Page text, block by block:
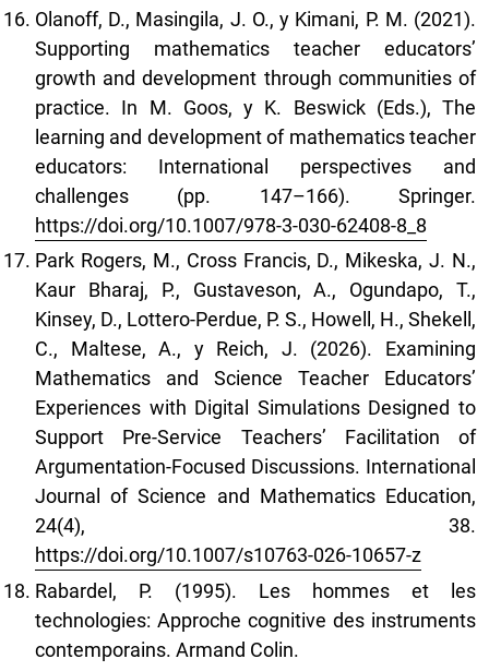
Olanoff, D., Masingila, J. O., y Kimani, P. M. (2021).
Supporting mathematics teacher educators’
growth and development through communities of
practice. In M. Goos, y K. Beswick (Eds.), The
learning and development of mathematics teacher
educators: International perspectives and
challenges (pp. 147–166). Springer.
https://doi.org/10.1007/978-3-030-62408-8_8
Park Rogers, M., Cross Francis, D., Mikeska, J. N.,
Kaur Bharaj, P., Gustaveson, A., Ogundapo, T.,
Kinsey, D., Lottero-Perdue, P. S., Howell, H., Shekell,
C., Maltese, A., y Reich, J. (2026). Examining
Mathematics and Science Teacher Educators’
Experiences with Digital Simulations Designed to
Support Pre-Service Teachers’ Facilitation of
Argumentation-Focused Discussions. International
Journal of Science and Mathematics Education,
24(4), 38.
https://doi.org/10.1007/s10763-026-10657-z
Rabardel, P. (1995). Les hommes et les
technologies: Approche cognitive des instruments
contemporains. Armand Colin.